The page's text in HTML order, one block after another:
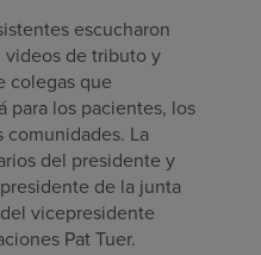
escucharon
videos de tributo y
colegas que
para los pacientes, los
La
del presidente y
de la junta
vicepresidente
Pat Tuer.